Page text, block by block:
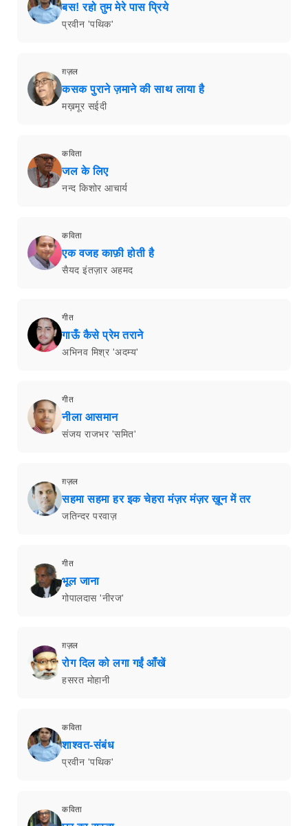
बस! रहो तुम मेरे पास प्रिये
प्रवीन 'पथिक'
ग़ज़ल
कसक पुराने ज़माने की साथ लाया है
मख़मूर सईदी
कविता
जल के लिए
नन्द किशोर आचार्य
कविता
एक वजह काफ़ी होती है
सैयद इंतज़ार अहमद
गीत
गाऊँ कैसे प्रेम तराने
अभिनव मिश्र 'अदम्य'
गीत
नीला आसमान
संजय राजभर 'समित'
ग़ज़ल
सहमा सहमा हर इक चेहरा मंज़र मंज़र ख़ून में तर
जतिन्दर परवाज़
गीत
भूल जाना
गोपालदास 'नीरज'
ग़ज़ल
रोग दिल को लगा गईं आँखें
हसरत मोहानी
कविता
शाश्वत-संबंध
प्रवीन 'पथिक'
कविता